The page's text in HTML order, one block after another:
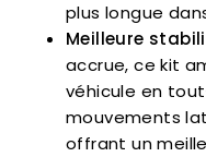
plus longue
Meilleure
accrue, ce kit
véhicule en
mouvements
offrant un